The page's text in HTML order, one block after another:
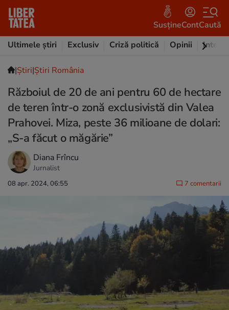
SusțineContCaută
Ultimele știri
Exclusiv Criză politică Opinii
|Ştiri|Știri România
Războiul de 20 de ani pentru 60 de hectare
de teren într-o zonă exclusivistă din Valea
Prahovei. Miza, peste 36 milioane de dolari:
„S-a făcut o măgărie”
Diana Frîncu
Jurnalist
08 apr. 2024, 06:55 7 comentarii